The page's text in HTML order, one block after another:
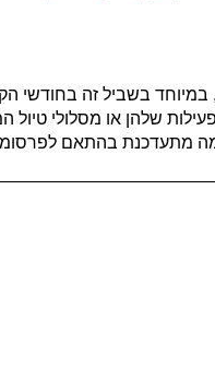
בשביל זה בחודשי
שלהן או מסלולי טיול
מתעדכנת בהתאם